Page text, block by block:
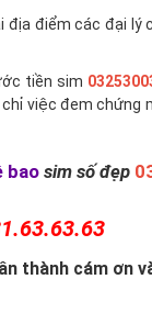
địa điểm các đại lý
tiền sim
việc đem chứng
baosim số đẹp
thành cám ơn